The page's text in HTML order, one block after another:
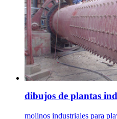
dibujos de plantas
molinos industriales para